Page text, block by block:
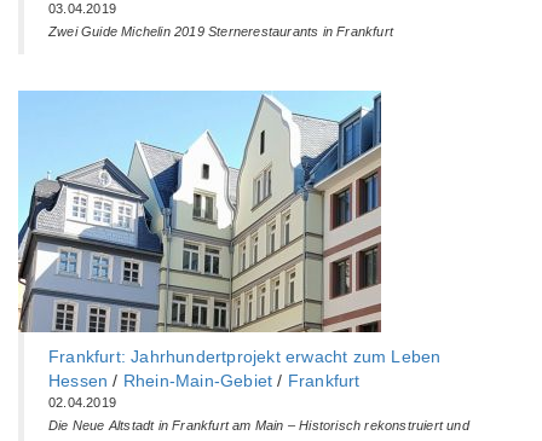
03.04.2019
Zwei Guide Michelin 2019 Sternerestaurants in Frankfurt
Frankfurt: Jahrhundertprojekt erwacht zum Leben
Hessen / Rhein-Main-Gebiet / Frankfurt
02.04.2019
Die Neue Altstadt in Frankfurt am Main – Historisch rekonstruiert und